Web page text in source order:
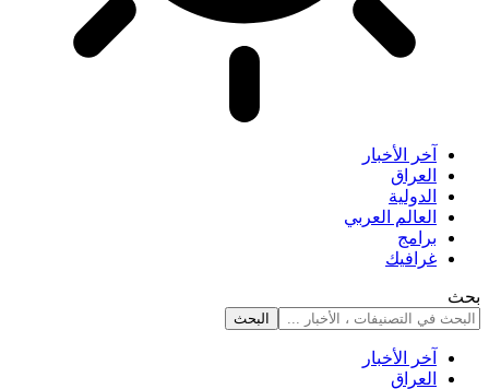
آخر الأخبار
العراق
الدولية
العالم العربي
برامج
غرافيك
بحث
آخر الأخبار
العراق